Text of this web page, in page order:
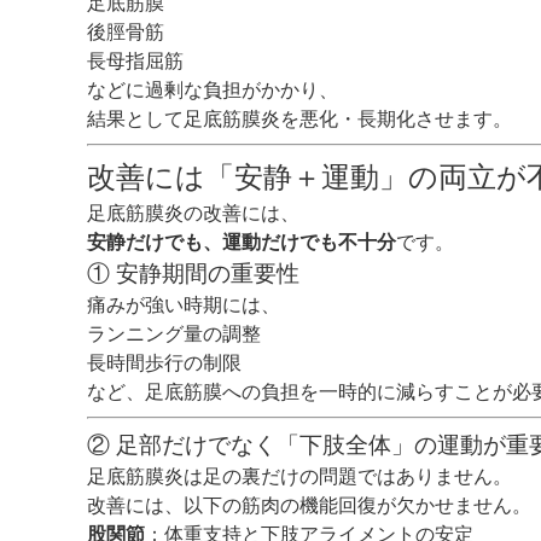
後脛骨筋
長母指屈筋
などに過剰な負担がかかり、
結果として足底筋膜炎を悪化・長期化させます。
改善には「安静＋運動」の両立が
足底筋膜炎の改善には、
安静だけでも、運動だけでも不十分です。
① 安静期間の重要性
痛みが強い時期には、
ランニング量の調整
長時間歩行の制限
など、足底筋膜への負担を一時的に減らすことが必
② 足部だけでなく「下肢全体」の運動が重
足底筋膜炎は足の裏だけの問題ではありません。
改善には、以下の筋肉の機能回復が欠かせません。
股関節 ：体重支持と下肢アライメントの安定